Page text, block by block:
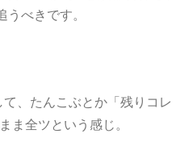
べきです。
、たんこぶとか「残りコレ
ま全ツという感じ。